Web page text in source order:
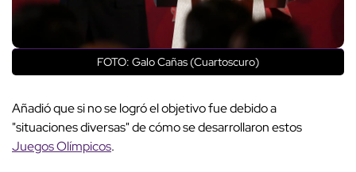
FOTO: Galo Cañas (Cuartoscuro)
Añadió que si no se logró el objetivo fue debido a
"situaciones diversas" de cómo se desarrollaron estos
Juegos Olímpicos.